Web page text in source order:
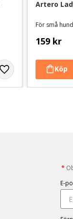
Artero
För små
159 kr
*
E-